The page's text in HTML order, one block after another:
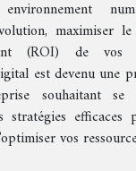
maximiser
(ROI) de vos
est devenu une
souhaitant se
stratégies efficaces
vos